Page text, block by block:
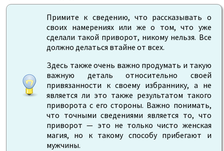
Примите к сведению, что рассказывать о
своих намерениях или же о том, что уже
сделали такой приворот, никому нельзя. Все
должно делаться втайне от всех.
Здесь также очень важно продумать и такую
важную деталь относительно своей
привязанности к своему избраннику, а не
является ли это также результатом такого
приворота с его стороны. Важно понимать,
что точными сведениями является то, что
приворот — это не только чисто женская
магия, но к такому способу прибегают и
мужчины.